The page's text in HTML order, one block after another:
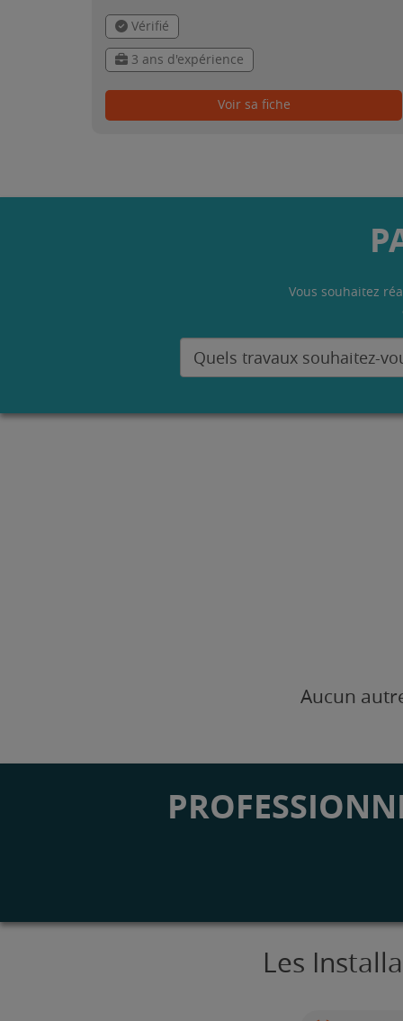
Vérifié
3 ans d'expérience
Voir sa fiche
Vous souhaitez
Aucun
Les